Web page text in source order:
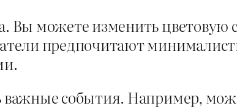
Вы можете изменить цветовую
предпочитают
важные события. Например,